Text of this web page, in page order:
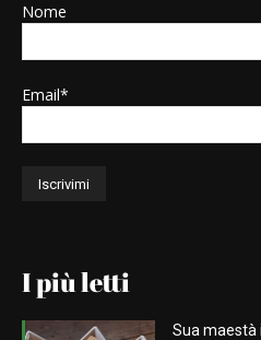
Nome
Email*
I più letti
Sua maestà